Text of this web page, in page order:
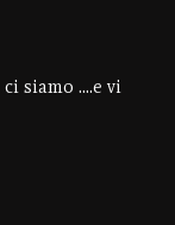
ci siamo ….e vi